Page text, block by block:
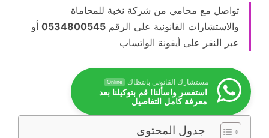
تواصل مع محامي من شركة نخبة للمحاماة
والاستشارات القانونية على الرقم 0534800545 أو
عبر النقر على أيقونة الواتساب
مستشارك القانوني بانتظاك Online
استفسر واسألنا! قم بتوكيلنا بعد
معرفة كامل التفاصيل
جدول المحتوى